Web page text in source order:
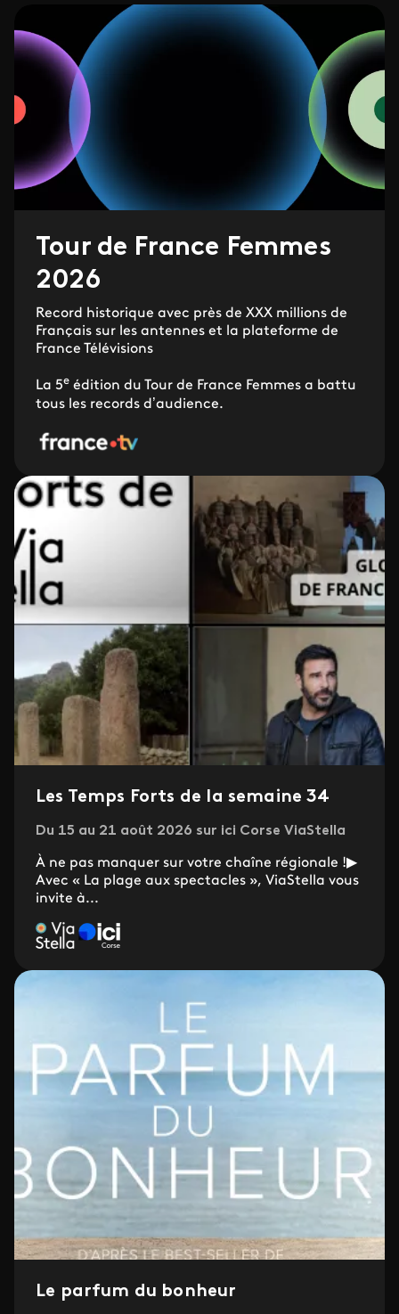
Tour de France Femmes
2026
Record historique avec près de XXX millions de
Français sur les antennes et la plateforme de
France Télévisions
La 5e édition du Tour de France Femmes a battu
tous les records d’audience.
Les Temps Forts de la semaine 34
Du 15 au 21 août 2026 sur ici Corse ViaStella
À ne pas manquer sur votre chaîne régionale !▶
Avec « La plage aux spectacles », ViaStella vous
invite à...
Le parfum du bonheur